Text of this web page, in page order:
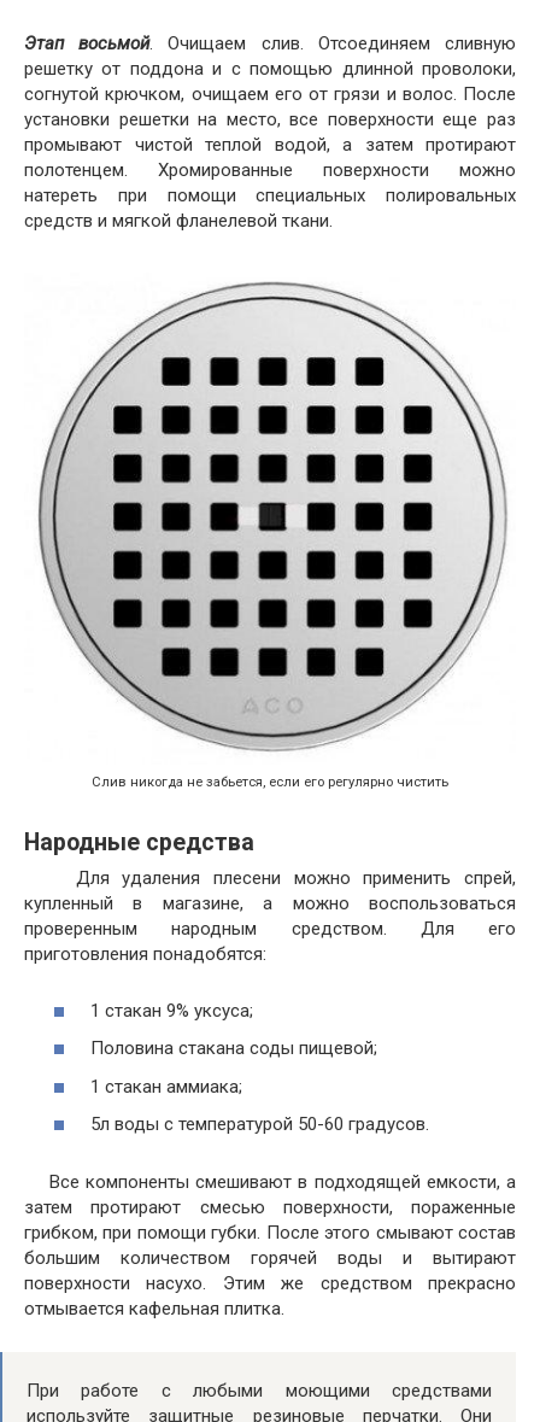
Этап восьмой. Очищаем слив. Отсоединяем сливную
решетку от поддона и с помощью длинной проволоки,
согнутой крючком, очищаем его от грязи и волос. После
установки решетки на место, все поверхности еще раз
промывают чистой теплой водой, а затем протирают
полотенцем. Хромированные поверхности можно
натереть при помощи специальных полировальных
средств и мягкой фланелевой ткани.
Слив никогда не забьется, если его регулярно чистить
Народные средства
Для удаления плесени можно применить спрей,
купленный в магазине, а можно воспользоваться
проверенным народным средством. Для его
приготовления понадобятся:
1 стакан 9% уксуса;
Половина стакана соды пищевой;
1 стакан аммиака;
5л воды с температурой 50-60 градусов.
Все компоненты смешивают в подходящей емкости, а
затем протирают смесью поверхности, пораженные
грибком, при помощи губки. После этого смывают состав
большим количеством горячей воды и вытирают
поверхности насухо. Этим же средством прекрасно
отмывается кафельная плитка.
При работе с любыми моющими средствами
используйте защитные резиновые перчатки. Они